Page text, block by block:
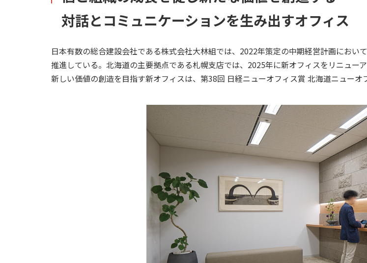
対話とコミュニケーションを生み出すオフィス
日本有数の総合建設会社である株式会社大林組では、2022年策定の中期経営計画にお
推進している。北海道の主要拠点である札幌支店では、2025年に新オフィスをリニュー
新しい価値の創造を目指す新オフィスは、第38回 日経ニューオフィス賞 北海道ニューオ